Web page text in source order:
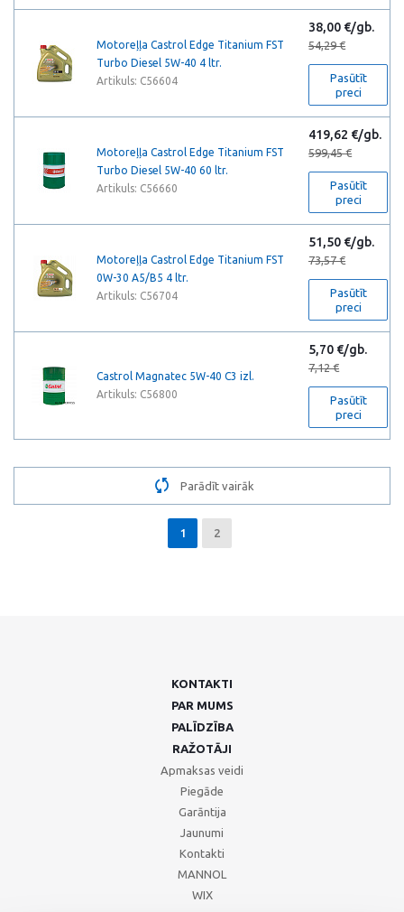
Motoreļļa Castrol Edge Titanium FST
Turbo Diesel 5W-40 4 ltr.
Artikuls: C56604
38,00 €/gb.
54,29 €
Pasūtīt
preci
Motoreļļa Castrol Edge Titanium FST
Turbo Diesel 5W-40 60 ltr.
Artikuls: C56660
419,62 €/gb.
599,45 €
Pasūtīt
preci
Motoreļļa Castrol Edge Titanium FST
0W-30 A5/B5 4 ltr.
Artikuls: C56704
51,50 €/gb.
73,57 €
Pasūtīt
preci
Castrol Magnatec 5W-40 C3 izl.
Artikuls: C56800
5,70 €/gb.
7,12 €
Pasūtīt
preci
Parādīt vairāk
1 2
KONTAKTI
PAR MUMS
PALĪDZĪBA
RAŽOTĀJI
Apmaksas veidi
Piegāde
Garāntija
Jaunumi
Kontakti
MANNOL
WIX